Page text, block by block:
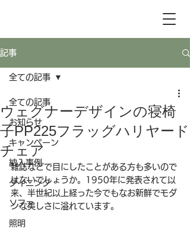
記事
全ての記事
お知らせ
キャンペーン
納入事例
ダイニング
ソファ
照明
全ての記事
ウェグナーデザインの寝椅
子PP225フラッグハリヤード
チェア
雑誌などで目にしたことがある方も多いので
はないでしょうか。1950年に発表されて以
来、半世紀以上経った今でもなお新鮮でモダ
ンな美しさに溢れています。